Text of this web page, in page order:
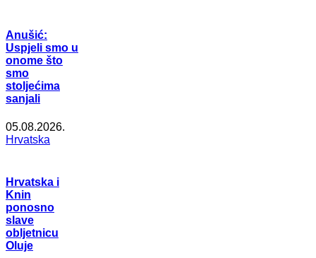
Anušić:
Uspjeli smo u
onome što
smo
stoljećima
sanjali
05.08.2026.
Hrvatska
Hrvatska i
Knin
ponosno
slave
obljetnicu
Oluje